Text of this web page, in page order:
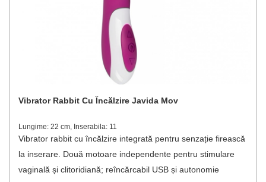
Vibrator Rabbit Cu Încălzire Javida Mov
Lungime: 22 cm, Inserabila: 11
Vibrator rabbit cu încălzire integrată pentru senzație firească
la inserare. Două motoare independente pentru stimulare
vaginală și clitoridiană; reîncărcabil USB și autonomie